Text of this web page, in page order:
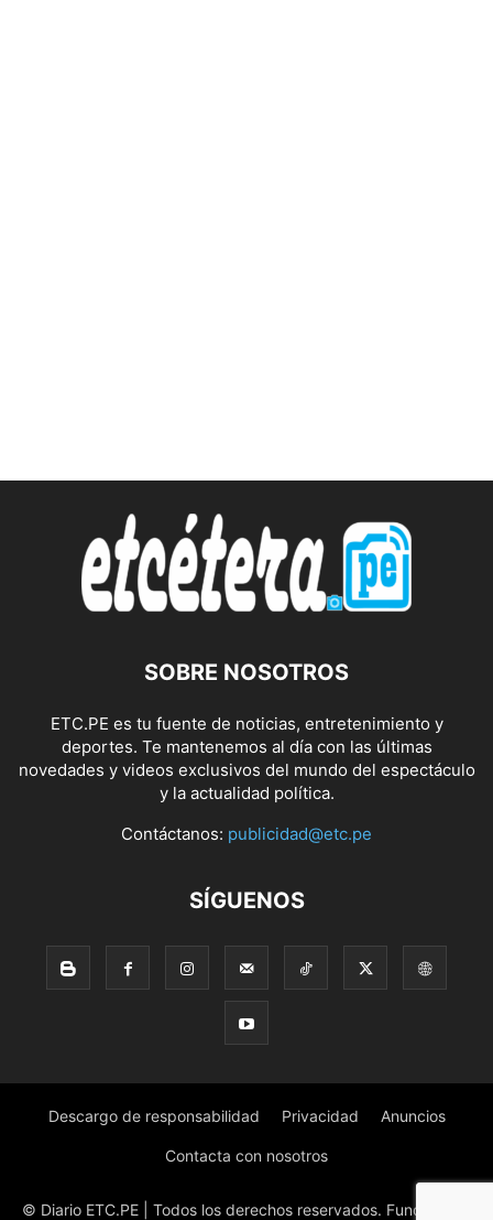
SOBRE NOSOTROS
ETC.PE es tu fuente de noticias, entretenimiento y
deportes. Te mantenemos al día con las últimas
novedades y videos exclusivos del mundo del espectáculo
y la actualidad política.
Contáctanos: publicidad@etc.pe
SÍGUENOS
Descargo de responsabilidad Privacidad Anuncios
Contacta con nosotros
© Diario ETC.PE | Todos los derechos reservados. Fundado en